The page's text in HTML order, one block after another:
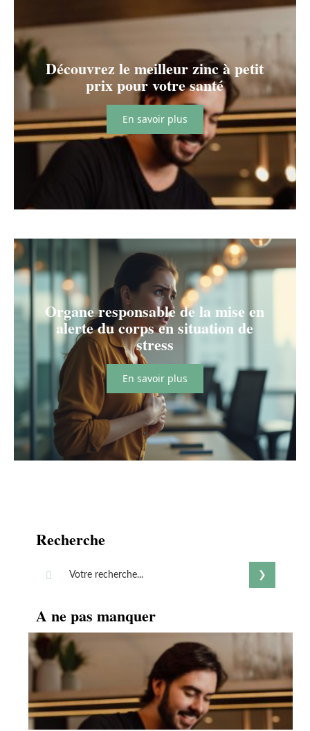
Découvrez le meilleur zinc à petit
prix pour votre santé
En savoir plus
Organe responsable de la mise en
alerte du corps en situation de
stress
En savoir plus
Recherche
A ne pas manquer